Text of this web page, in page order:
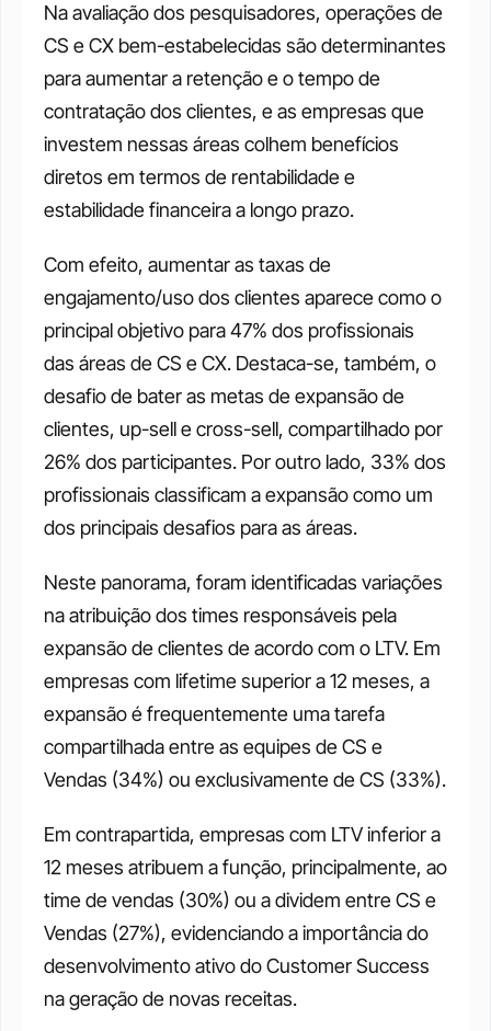
Na avaliação dos pesquisadores, operações de
CS e CX bem-estabelecidas são determinantes
para aumentar a retenção e o tempo de
contratação dos clientes, e as empresas que
investem nessas áreas colhem benefícios
diretos em termos de rentabilidade e
estabilidade financeira a longo prazo.
Com efeito, aumentar as taxas de
engajamento/uso dos clientes aparece como o
principal objetivo para 47% dos profissionais
das áreas de CS e CX. Destaca-se, também, o
desafio de bater as metas de expansão de
clientes, up-sell e cross-sell, compartilhado por
26% dos participantes. Por outro lado, 33% dos
profissionais classificam a expansão como um
dos principais desafios para as áreas.
Neste panorama, foram identificadas variações
na atribuição dos times responsáveis pela
expansão de clientes de acordo com o LTV. Em
empresas com lifetime superior a 12 meses, a
expansão é frequentemente uma tarefa
compartilhada entre as equipes de CS e
Em contrapartida, empresas com LTV inferior a
12 meses atribuem a função, principalmente, ao
time de vendas (30%) ou a dividem entre CS e
Vendas (27%), evidenciando a importância do
desenvolvimento ativo do Customer Success
na geração de novas receitas.